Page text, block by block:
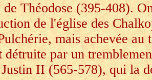
Théodose (395-408).
de l'église des
mais achevée
détruite par un
II (565-578), qui la